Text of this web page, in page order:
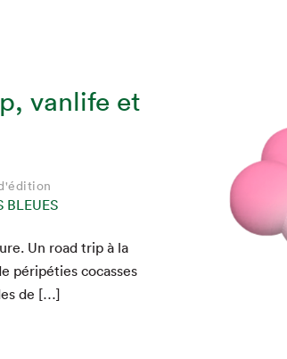
vous?
vanlife et
BLEUES
Un road trip à la
péripéties cocass­es
de […]